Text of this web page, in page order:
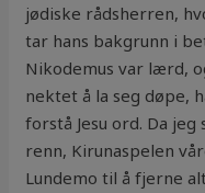
jødiske rådsherren,
tar hans bakgrunn i
Nikodemus var lærd,
nektet å la seg døpe,
forstå Jesu ord. Da
renn, Kirunaspelen
Lundemo til å fjerne